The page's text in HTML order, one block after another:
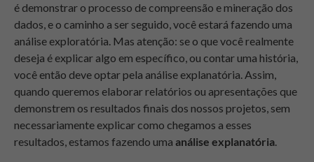
é demonstrar o processo de compreensão e mineração dos
dados, e o caminho a ser seguido, você estará fazendo uma
análise exploratória. Mas atenção: se o que você realmente
deseja é explicar algo em específico, ou contar uma história,
você então deve optar pela análise explanatória. Assim,
quando queremos elaborar relatórios ou apresentações que
demonstrem os resultados finais dos nossos projetos, sem
necessariamente explicar como chegamos a esses
resultados, estamos fazendo uma análise explanatória.